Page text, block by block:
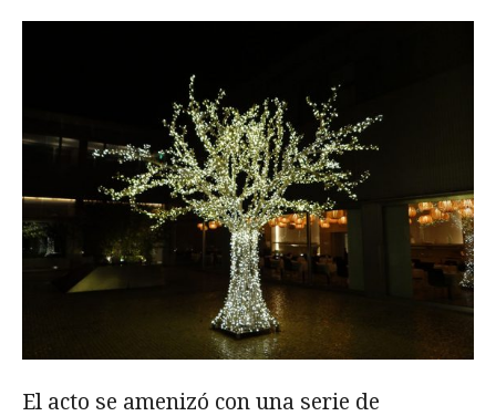
El acto se amenizó con una serie de